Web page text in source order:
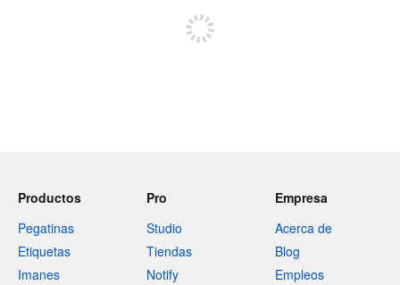
Productos
Pegatinas
Etiquetas
Imanes
Pro
Studio
Tiendas
Notify
Empresa
Acerca de
Blog
Empleos